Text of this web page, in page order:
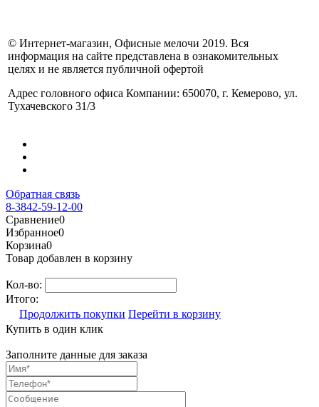
© Интернет-магазин, Офисные мелочи 2019. Вся
информация на сайте представлена в ознакомительных
целях и не является публичной офертой
Адрес головного офиса Компании: 650070, г. Кемерово, ул.
Тухачевского 31/3
Обратная связь
8-3842-59-12-00
Сравнение0
Избранное0
Корзина0
Товар добавлен в корзину
Кол-во:
Итого:
Продолжить покупки Перейти в корзину
Купить в один клик
Заполните данные для заказа